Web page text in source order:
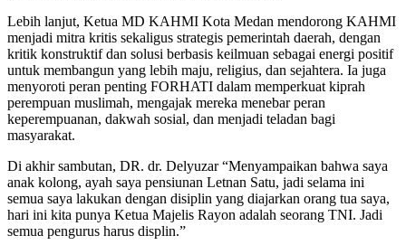
Lebih lanjut, Ketua MD KAHMI Kota Medan mendorong KAHMI
menjadi mitra kritis sekaligus strategis pemerintah daerah, dengan
kritik konstruktif dan solusi berbasis keilmuan sebagai energi positif
untuk membangun yang lebih maju, religius, dan sejahtera. Ia juga
menyoroti peran penting FORHATI dalam memperkuat kiprah
perempuan muslimah, mengajak mereka menebar peran
keperempuanan, dakwah sosial, dan menjadi teladan bagi
masyarakat.
Di akhir sambutan, DR. dr. Delyuzar “Menyampaikan bahwa saya
anak kolong, ayah saya pensiunan Letnan Satu, jadi selama ini
semua saya lakukan dengan disiplin yang diajarkan orang tua saya,
hari ini kita punya Ketua Majelis Rayon adalah seorang TNI. Jadi
semua pengurus harus displin.”